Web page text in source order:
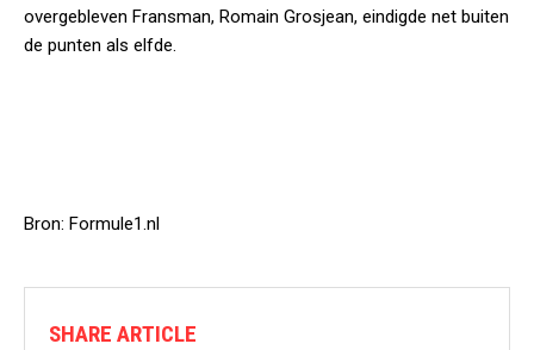
overgebleven Fransman, Romain Grosjean, eindigde net buiten
de punten als elfde.
Bron: Formule1.nl
SHARE ARTICLE